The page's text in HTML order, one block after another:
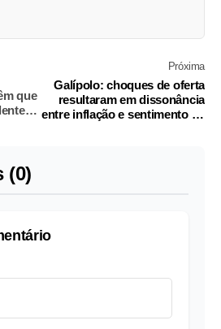
que
Próxima
Galípolo: choques de oferta
resultaram em dissonância
entre inflação e sentimento da
(0)